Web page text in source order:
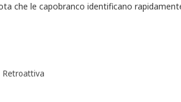
che le capobranco identificano
Retroattiva